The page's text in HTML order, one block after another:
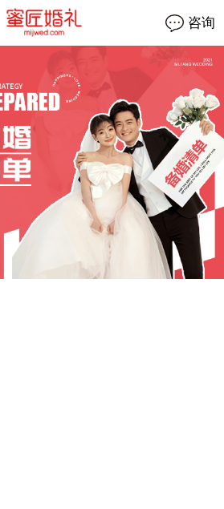
咨询